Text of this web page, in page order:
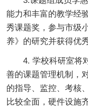
能力和丰富的教学经
秀课题奖，参与市级
养》的研究并获得优
4. 学校科研室将对
善的课题管理机制，
的指导、监控、考核
比较全面，硬件设施